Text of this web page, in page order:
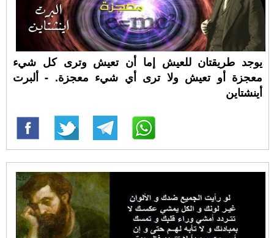
يوجد طريقتان للعيش إما أن تعيش وترى كل شيء
معجزة أو تعيش ولا ترى أي شيء معجزة. - ألبرت
أينشتاين